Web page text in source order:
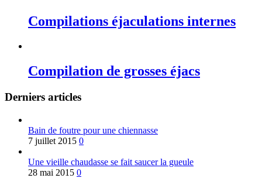
Compilations éjaculations internes
Compilation de grosses éjacs
Derniers articles
Bain de foutre pour une chiennasse
7 juillet 2015 0
Une vieille chaudasse se fait saucer la gueule
28 mai 2015 0